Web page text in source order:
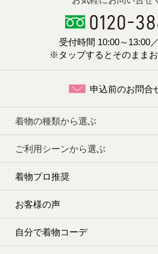
受付時間 10:00～13:00
※タップするとそのままお
申込前のお問合
着物の種類から選ぶ
ご利用シーンから選ぶ
着物プロ推奨
お客様の声
自分で着物コーデ